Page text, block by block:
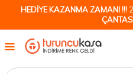
HEDİYE KAZANMA ZAMANI !!!